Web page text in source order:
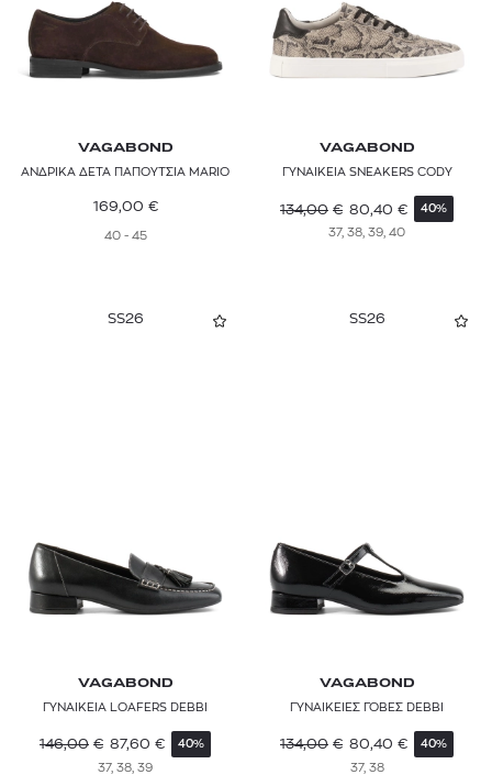
VAGABOND
ΑΝΔΡΙΚΑ ΔΕΤΑ ΠΑΠΟΥΤΣΙΑ MARIO
169,00 €
40 - 45
VAGABOND
ΓΥΝΑΙΚΕΙΑ SNEAKERS CODY
134,00 € 80,40 € 40%
37, 38, 39, 40
SS26
VAGABOND
ΓΥΝΑΙΚΕΙΑ LOAFERS DEBBI
146,00 € 87,60 € 40%
37, 38, 39
SS26
VAGABOND
ΓΥΝΑΙΚΕΙΕΣ ΓΟΒΕΣ DEBBI
134,00 € 80,40 € 40%
37, 38